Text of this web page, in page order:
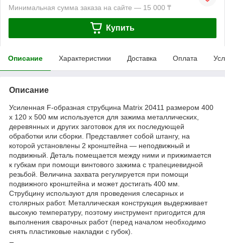
Минимальная сумма заказа на сайте — 15 000 ₸
Купить
Описание Характеристики Доставка Оплата
Описание
Усиленная F-образная струбцина Matrix 20411 размером 400
х 120 х 500 мм используется для зажима металлических,
деревянных и других заготовок для их последующей
обработки или сборки. Представляет собой штангу, на
которой установлены 2 кронштейна — неподвижный и
подвижный. Деталь помещается между ними и прижимается
к губкам при помощи винтового зажима с трапециевидной
резьбой. Величина захвата регулируется при помощи
подвижного кронштейна и может достигать 400 мм.
Струбцину используют для проведения слесарных и
столярных работ. Металлическая конструкция выдерживает
высокую температуру, поэтому инструмент пригодится для
выполнения сварочных работ (перед началом необходимо
снять пластиковые накладки с губок).